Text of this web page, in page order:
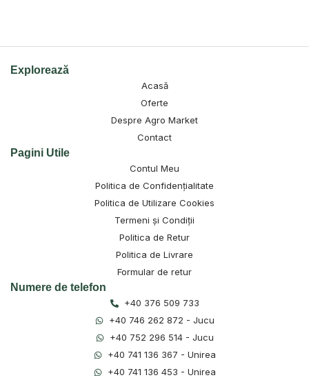
Explorează
Acasă
Oferte
Despre Agro Market
Contact
Pagini Utile
Contul Meu
Politica de Confidențialitate
Politica de Utilizare Cookies
Termeni și Condiții
Politica de Retur
Politica de Livrare
Formular de retur
Numere de telefon
+40 376 509 733
+40 746 262 872 - Jucu
+40 752 296 514 - Jucu
+40 741 136 367 - Unirea
+40 741 136 453 - Unirea